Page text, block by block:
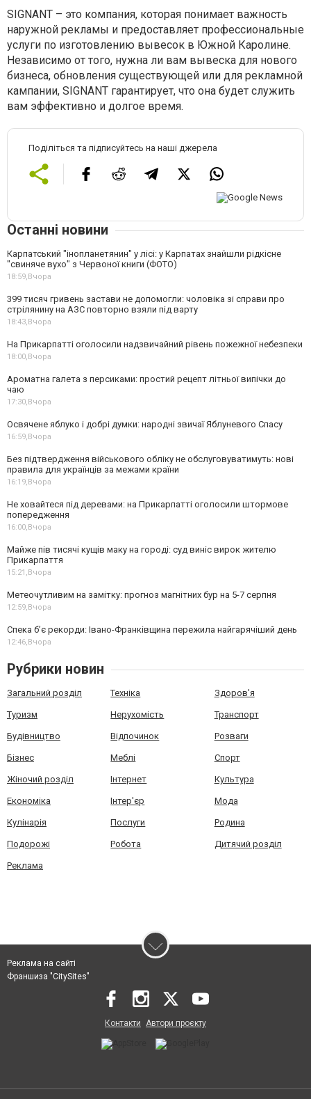
SIGNANT – это компания, которая понимает важность
наружной рекламы и предоставляет профессиональные
услуги по изготовлению вывесок в Южной Каролине.
Независимо от того, нужна ли вам вывеска для нового
бизнеса, обновления существующей или для рекламной
кампании, SIGNANT гарантирует, что она будет служить
вам эффективно и долгое время.
Поділіться та підписуйтесь на наші джерела
Останні новини
Карпатський "інопланетянин" у лісі: у Карпатах знайшли рідкісне
"свиняче вухо" з Червоної книги (ФОТО)
18:59,Вчора
399 тисяч гривень застави не допомогли: чоловіка зі справи про
стрілянину на АЗС повторно взяли під варту
18:43,Вчора
На Прикарпатті оголосили надзвичайний рівень пожежної небезпеки
18:00,Вчора
Ароматна галета з персиками: простий рецепт літньої випічки до
чаю
17:30,Вчора
Освячене яблуко і добрі думки: народні звичаї Яблуневого Спасу
16:59,Вчора
Без підтвердження військового обліку не обслуговуватимуть: нові
правила для українців за межами країни
16:19,Вчора
Не ховайтеся під деревами: на Прикарпатті оголосили штормове
попередження
16:00,Вчора
Майже пів тисячі кущів маку на городі: суд виніс вирок жителю
Прикарпаття
15:21,Вчора
Метеочутливим на замітку: прогноз магнітних бур на 5-7 серпня
12:59,Вчора
Спека б’є рекорди: Івано-Франківщина пережила найгарячіший день
12:46,Вчора
Рубрики новин
Загальний розділ Техніка Здоров'я
Туризм Нерухомість Транспорт
Будівництво Відпочинок Розваги
Бізнес Меблі Спорт
Жіночий розділ Інтернет Культура
Економіка Інтер'єр Мода
Кулінарія Послуги Родина
Подорожі Робота Дитячий розділ
Реклама
Реклама на сайті
Франшиза "CitySites"
Контакти Автори проєкту